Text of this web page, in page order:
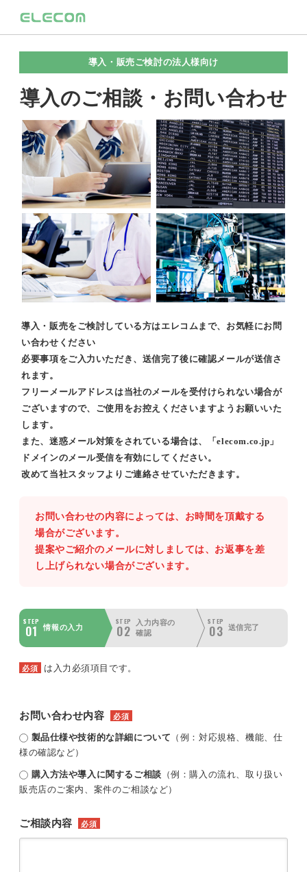
導入・販売ご検討の法人様向け
導入のご相談・お問い合わせ
導入・販売をご検討している方はエレコムまで、お気軽にお問
い合わせください
必要事項をご入力いただき、送信完了後に確認メールが送信さ
れます。
フリーメールアドレスは当社のメールを受付けられない場合が
ございますので、ご使用をお控えくださいますようお願いいた
します。
また、迷惑メール対策をされている場合は、「elecom.co.jp」
ドメインのメール受信を有効にしてください。
改めて当社スタッフよりご連絡させていただきます。
お問い合わせの内容によっては、お時間を頂戴する
場合がございます。
提案やご紹介のメールに対しましては、お返事を差
し上げられない場合がございます。
STEP
01 情報の入力
STEP
02
入力内容の
確認
STEP
03 送信完了
必須 は入力必須項目です。
お問い合わせ内容 必須
製品仕様や技術的な詳細について （例：対応規格、機能、仕
様の確認など）
購入方法や導入に関するご相談 （例：購入の流れ、取り扱い
販売店のご案内、案件のご相談など）
ご相談内容 必須